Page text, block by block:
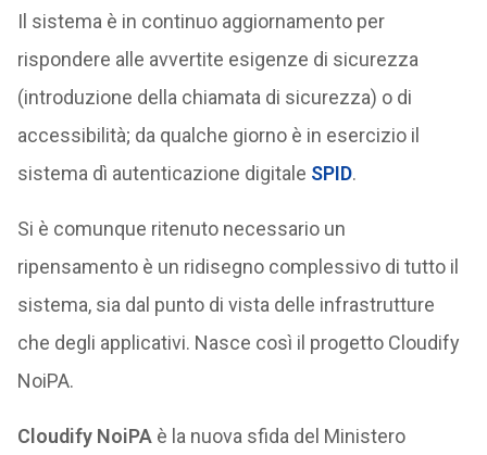
Il sistema è in continuo aggiornamento per
rispondere alle avvertite esigenze di sicurezza
(introduzione della chiamata di sicurezza) o di
accessibilità; da qualche giorno è in esercizio il
sistema dì autenticazione digitale SPID.
Si è comunque ritenuto necessario un
ripensamento è un ridisegno complessivo di tutto il
sistema, sia dal punto di vista delle infrastrutture
che degli applicativi. Nasce così il progetto Cloudify
NoiPA.
Cloudify NoiPA è la nuova sfida del Ministero